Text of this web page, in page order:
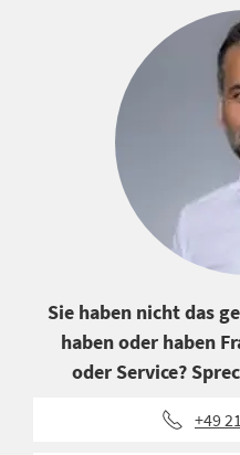
Sie haben nicht das
haben oder haben
oder Service?
+49